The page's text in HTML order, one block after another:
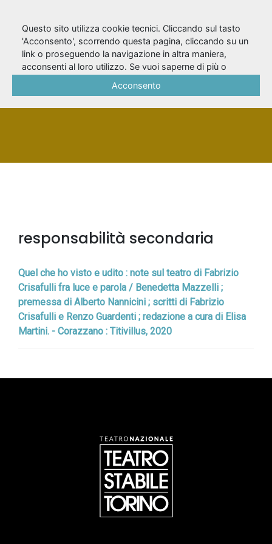
Nannicini, Alberto
PERSONA
responsabilità secondaria
Quel che ho visto e udito : note sul teatro di Fabrizio
Crisafulli fra luce e parola / Benedetta Mazzelli ;
premessa di Alberto Nannicini ; scritti di Fabrizio
Crisafulli e Renzo Guardenti ; redazione a cura di Elisa
Martini. - Corazzano : Titivillus, 2020
Questo sito utilizza cookie tecnici. Cliccando sul tasto
'Acconsento', scorrendo questa pagina, cliccando su un
link o proseguendo la navigazione in altra maniera,
acconsenti al loro utilizzo. Se vuoi saperne di più o
Acconsento